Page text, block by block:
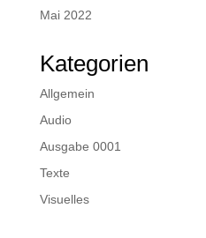
Mai 2022
Kategorien
Allgemein
Audio
Ausgabe 0001
Texte
Visuelles